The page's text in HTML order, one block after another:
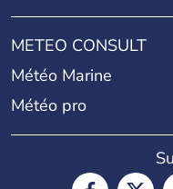
METEO CONSULT
Météo Marine
Météo pro